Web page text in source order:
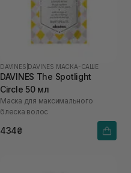
DAVINES DAVINES МАСКА-САШЕ
DAVINES The Spotlight
Circle 50 мл
Маска для максимального
блеска волос
434₴